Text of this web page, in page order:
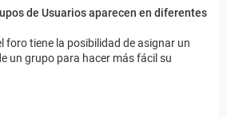
de Usuarios aparecen en diferentes
foro tiene la posibilidad de asignar un
un grupo para hacer más fácil su